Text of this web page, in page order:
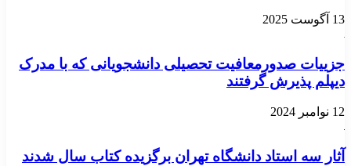
13 آگوست 2025
جزییات صدورمعافیت تحصیلی دانشجویانی که با مدرک
دیپلم پذیرش گرفتند
12 نوامبر 2024
آثار سه استاد دانشگاه تهران برگزیده کتاب سال شدند